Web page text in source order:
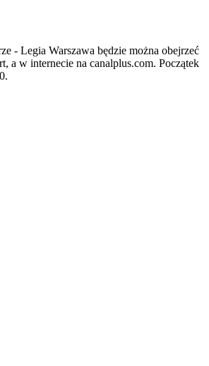
- Legia Warszawa będzie można obejrzeć
a w internecie na canalplus.com. Początek